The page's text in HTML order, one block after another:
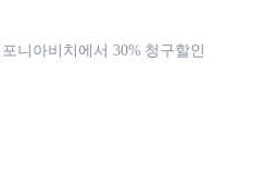
니아비치에서 30% 청구할인